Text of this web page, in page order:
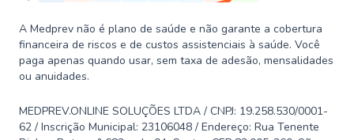
A Medprev não é plano de saúde e não garante a cobertura
financeira de riscos e de custos assistenciais à saúde. Você
paga apenas quando usar, sem taxa de adesão, mensalidades
ou anuidades.
MEDPREV.ONLINE SOLUÇÕES LTDA / CNPJ: 19.258.530/0001-
62 / Inscrição Municipal: 23106048 / Endereço: Rua Tenente